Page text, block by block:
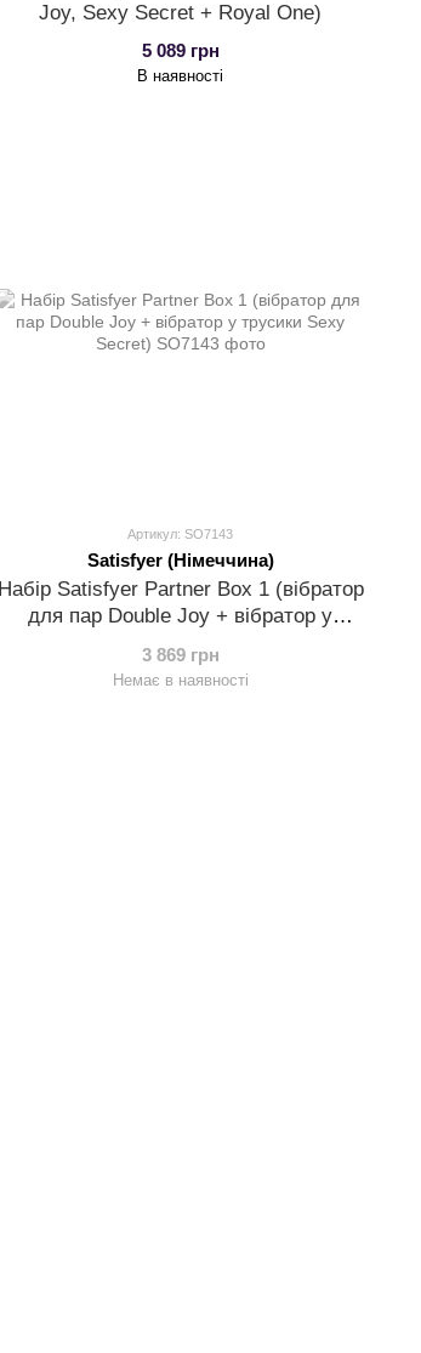
Joy, Sexy Secret + Royal One)
5 089 грн
В наявності
Артикул: SO7143
Satisfyer (Німеччина)
Набір Satisfyer Partner Box 1 (вібратор
для пар Double Joy + вібратор у
трусики Sexy Secret)
3 869 грн
Немає в наявності